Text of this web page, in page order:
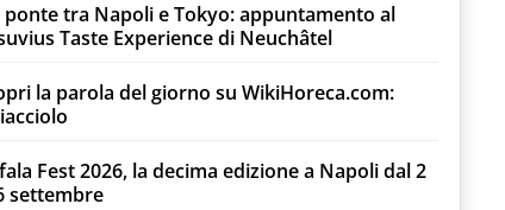
ponte tra Napoli e Tokyo: appuntamento al
Taste Experience di Neuchâtel
la parola del giorno su WikiHoreca.com:
Fest 2026, la decima edizione a Napoli dal 2
settembre